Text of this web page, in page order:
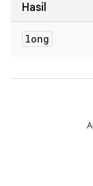
Hasil
long